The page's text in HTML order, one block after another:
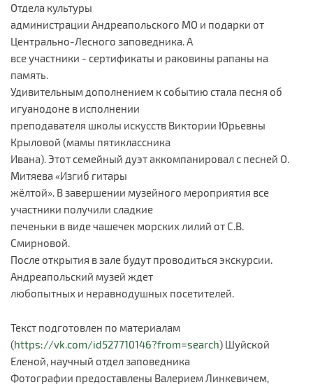
Отдела культуры
администрации Андреапольского МО и подарки от
Центрально-Лесного заповедника. А
все участники - сертификаты и раковины рапаны на
память.
Удивительным дополнением к событию стала песня об
игуанодоне в исполнении
преподавателя школы искусств Виктории Юрьевны
Крыловой (мамы пятиклассника
Ивана). Этот семейный дуэт аккомпанировал с песней О.
Митяева «Изгиб гитары
жёлтой». В завершении музейного мероприятия все
участники получили сладкие
печеньки в виде чашечек морских лилий от С.В.
Смирновой.
После открытия в зале будут проводиться экскурсии.
Андреапольский музей ждет
любопытных и неравнодушных посетителей.
Текст подготовлен по материалам
(https://vk.com/id527710146?from=search) Шуйской
Еленой, научный отдел заповедника
Фотографии предоставлены Валерием Линкевичем,